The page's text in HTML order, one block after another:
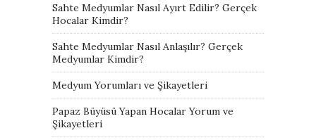
Sahte Medyumlar Nasıl Ayırt Edilir? Gerçek
Hocalar Kimdir?
Sahte Medyumlar Nasıl Anlaşılır? Gerçek
Medyumlar Kimdir?
Medyum Yorumları ve Şikayetleri
Papaz Büyüsü Yapan Hocalar Yorum ve
Şikayetleri